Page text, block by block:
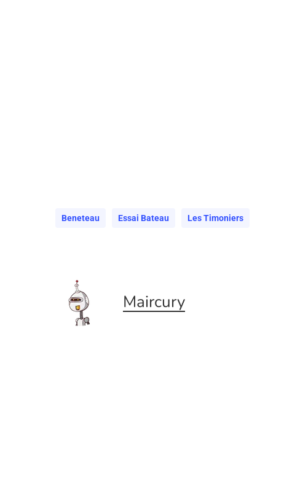
Beneteau Essai Bateau Les Timoniers
Maircury